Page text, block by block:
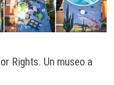
Rights. Un museo a